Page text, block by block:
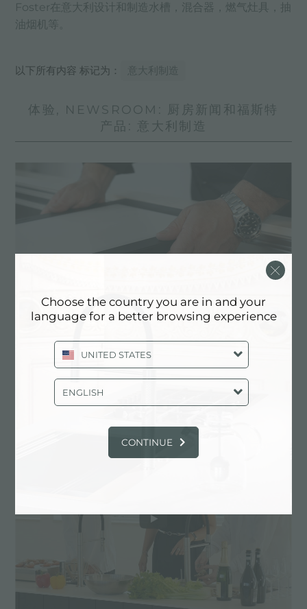
Foster在意大利设计和制造水槽，混合器，燃气灶具，抽
油烟机等。
以下所有内容 标记为： 意大利制造
体验, NEWSROOM: 厨房新闻和福斯特
产品: 意大利制造
HappyHour 台面
Choose the country you are in and your
language for a better browsing experience
UNITED STATES
ENGLISH
CONTINUE